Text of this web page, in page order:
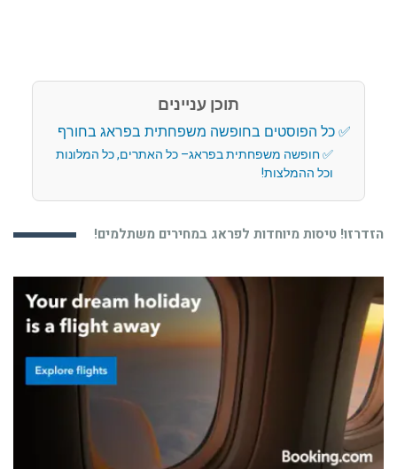
תוכן עניינים
כל הפוסטים בחופשה משפחתית בפראג בחורף
חופשה משפחתית בפראג– כל האתרים, כל המלונות
וכל ההמלצות!
הזדרזו! טיסות מיוחדות לפראג במחירים משתלמים!